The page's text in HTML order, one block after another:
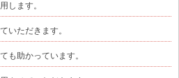
します。
いただきます。
も助かっています。